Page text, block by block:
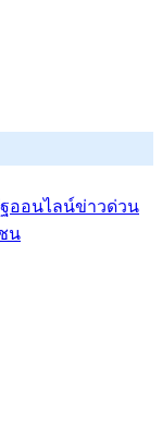
ออนไลน์ข่าวด่วน
น